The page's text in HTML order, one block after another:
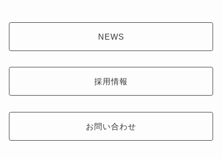
NEWS
採用情報
お問い合わせ